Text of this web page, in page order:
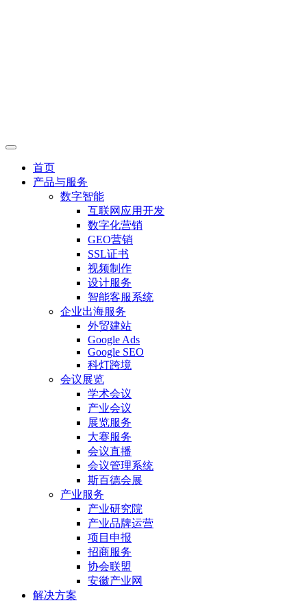
首页
产品与服务
数字智能
互联网应用开发
数字化营销
GEO营销
SSL证书
视频制作
设计服务
智能客服系统
企业出海服务
外贸建站
Google Ads
Google SEO
科灯跨境
会议展览
学术会议
产业会议
展览服务
大赛服务
会议直播
会议管理系统
斯百德会展
产业服务
产业研究院
产业品牌运营
项目申报
招商服务
协会联盟
安徽产业网
解决方案